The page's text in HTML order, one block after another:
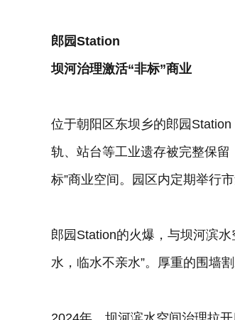
郎园Station
坝河治理激活“非标”商业
位于朝阳区东坝乡的郎园
轨、站台等工业遗存被完整保
标”商业空间。园区内定期举行
郎园Station的火爆，与坝河滨
水，临水不亲水”。厚重的围墙